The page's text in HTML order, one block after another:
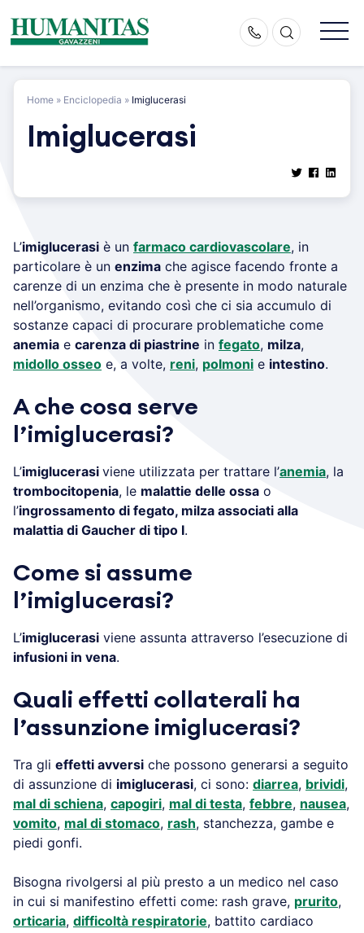
content
Home » Enciclopedia » Imiglucerasi
Imiglucerasi
L’imiglucerasi è un farmaco cardiovascolare, in
particolare è un enzima che agisce facendo fronte a
carenze di un enzima che è presente in modo naturale
nell’organismo, evitando così che ci sia accumulo di
sostanze capaci di procurare problematiche come
anemia e carenza di piastrine in fegato, milza,
midollo osseo e, a volte, reni, polmoni e intestino.
A che cosa serve
l’imiglucerasi?
L’imiglucerasi viene utilizzata per trattare l’anemia, la
trombocitopenia, le malattie delle ossa o
l’ingrossamento di fegato, milza associati alla
malattia di Gaucher di tipo I.
Come si assume
l’imiglucerasi?
L’imiglucerasi viene assunta attraverso l’esecuzione di
infusioni in vena.
Quali effetti collaterali ha
l’assunzione imiglucerasi?
Tra gli effetti avversi che possono generarsi a seguito
di assunzione di imiglucerasi, ci sono: diarrea, brividi,
mal di schiena, capogiri, mal di testa, febbre, nausea,
vomito, mal di stomaco, rash, stanchezza, gambe e
piedi gonfi.
Bisogna rivolgersi al più presto a un medico nel caso
in cui si manifestino effetti come: rash grave, prurito,
orticaria, difficoltà respiratorie, battito cardiaco